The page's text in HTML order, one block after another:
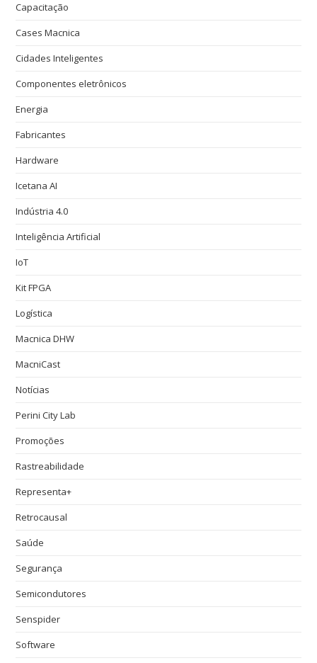
Capacitação
Cases Macnica
Cidades Inteligentes
Componentes eletrônicos
Energia
Fabricantes
Hardware
Icetana AI
Indústria 4.0
Inteligência Artificial
IoT
Kit FPGA
Logística
Macnica DHW
MacniCast
Notícias
Perini City Lab
Promoções
Rastreabilidade
Representa+
Retrocausal
Saúde
Segurança
Semicondutores
Senspider
Software